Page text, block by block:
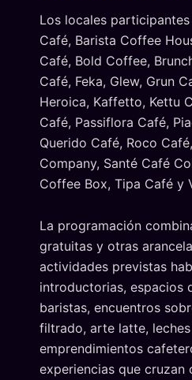
Los locales
Café, Barista Coffee
Café, Bold Coffee,
Café, Feka, Glew, Grun
Heroica, Kaffetto, Kettu
Café, Passiflora Café,
Querido Café, Roco
Company, Santé Café
Coffee Box, Tipa Café y
La programación
gratuitas y otras
actividades previstas
introductorias, espacios
baristas, encuentros
filtrado, arte latte,
emprendimientos
experiencias que cruzan